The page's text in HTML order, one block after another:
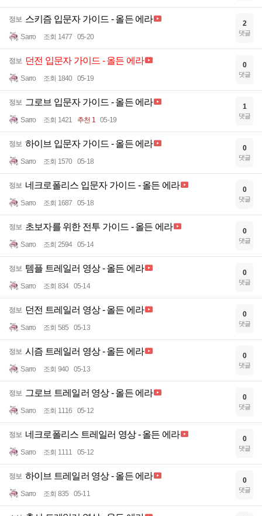
정보 스키즘 입문자 가이드 - 올든 에라
Sarro 조회 1477 05-20
2
댓글
정보 던전 입문자 가이드 - 올든 에라
Sarro 조회 1840 05-19
0
댓글
정보 그로브 입문자 가이드 - 올든 에라
Sarro 조회 1421 추천 1 05-19
1
댓글
정보 하이브 입문자 가이드 - 올든 에라
Sarro 조회 1570 05-18
0
댓글
정보 네크로폴리스 입문자 가이드 - 올든 에라
Sarro 조회 1687 05-18
0
댓글
정보 초보자를 위한 전투 가이드 - 올든 에라
Sarro 조회 2594 05-14
0
댓글
정보 템플 트레일러 영상 - 올든 에라
Sarro 조회 834 05-14
0
댓글
정보 던전 트레일러 영상 - 올든 에라
Sarro 조회 585 05-13
0
댓글
정보 시즘 트레일러 영상 - 올든 에라
Sarro 조회 940 05-13
0
댓글
정보 그로브 트레일러 영상 - 올든 에라
Sarro 조회 1116 05-12
0
댓글
정보 네크로폴리스 트레일러 영상 - 올든 에라
Sarro 조회 1111 05-12
0
댓글
정보 하이브 트레일러 영상 - 올든 에라
Sarro 조회 835 05-11
0
댓글